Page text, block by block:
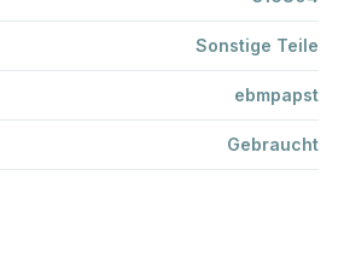
Sonstige Teile
ebmpapst
Gebraucht